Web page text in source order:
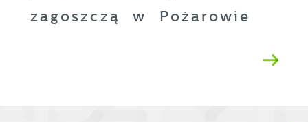
zagoszczą w Pożarowie